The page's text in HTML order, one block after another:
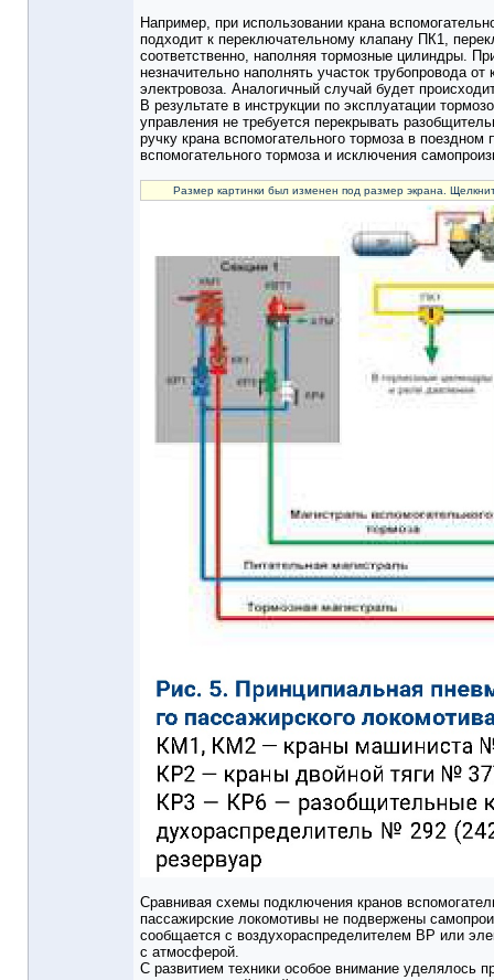
Например, при использовании крана
подходит к переключательному клапану ПК1,
соответственно, наполняя тормозные цилиндры.
незначительно наполнять участок трубопровода
электровоза. Аналогичный случай будет
В результате в инструкции по эксплуатации
управления не требуется перекрывать
ручку крана вспомогательного тормоза в
вспомогательного тормоза и исключения
Размер картинки был изменен под размер экрана.
Сравнивая схемы подключения кранов
пассажирские локомотивы не подвержены
сообщается с воздухораспределителем ВР или
с атмосферой.
С развитием техники особое внимание уделялось